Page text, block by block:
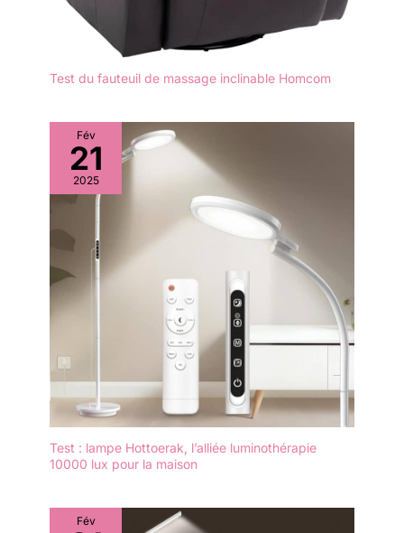
Test du fauteuil de massage inclinable Homcom
Fév
21
2025
Test : lampe Hottoerak, l’alliée luminothérapie
10000 lux pour la maison
Fév